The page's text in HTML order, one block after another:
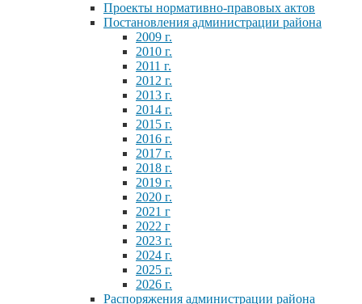
Проекты нормативно-правовых актов
Постановления администрации района
2009 г.
2010 г.
2011 г.
2012 г.
2013 г.
2014 г.
2015 г.
2016 г.
2017 г.
2018 г.
2019 г.
2020 г.
2021 г
2022 г
2023 г.
2024 г.
2025 г.
2026 г.
Распоряжения администрации района